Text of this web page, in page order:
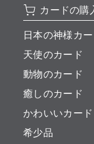
カードの購
日本の神様カー
天使のカード
動物のカード
癒しのカード
かわいいカード
希少品